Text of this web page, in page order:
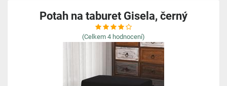
Potah na taburet Gisela, černý
(Celkem 4 hodnocení)